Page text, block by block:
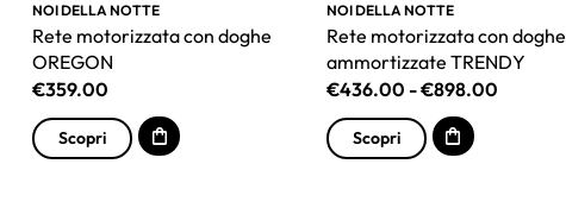
NOI DELLA NOTTE
Rete motorizzata con doghe
OREGON
€359.00
Scopri
NOI DELLA NOTTE
Rete motorizzata con doghe
ammortizzate TRENDY
€436.00 -€898.00
Scopri